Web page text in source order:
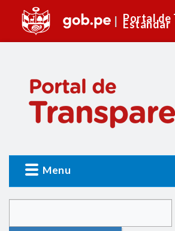
Portal de
Estándar
Menu